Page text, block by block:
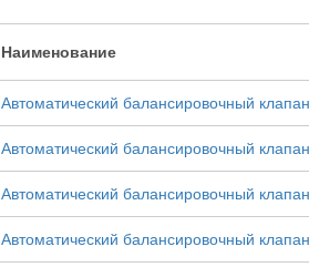
Наименование
Автоматический балансировочный
Автоматический балансировочный
Автоматический балансировочный
Автоматический балансировочный